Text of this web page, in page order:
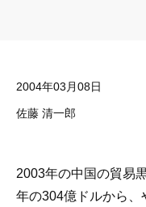
2004年03月08日
佐藤 清一郎
2003年の中国の貿易
年の304億ドルから